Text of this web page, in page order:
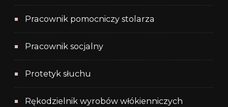
Pracownik pomocniczy stolarza
Pracownik socjalny
Protetyk słuchu
Rękodzielnik wyrobów włókienniczych